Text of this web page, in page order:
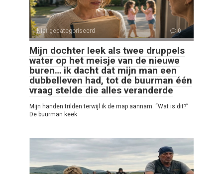
Niet gecategoriseerd 0
Mijn dochter leek als twee druppels
water op het meisje van de nieuwe
buren… ik dacht dat mijn man een
dubbelleven had, tot de buurman één
vraag stelde die alles veranderde
Mijn handen trilden terwijl ik de map aannam. “Wat is dit?”
De buurman keek